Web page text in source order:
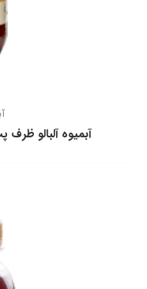
آبمیوه آلبالو ظرف پت 750 میلی لیتر ماكسیتو